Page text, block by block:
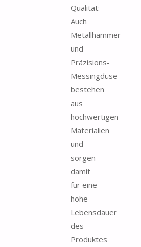
Qualität:
Auch
Metallhammer
und
Präzisions-
Messingdüse
bestehen
aus
hochwertigen
Materialien
und
sorgen
damit
für eine
hohe
Lebensdauer
des
Produktes